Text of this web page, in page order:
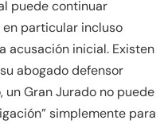
puede continuar
particular incluso
acusación inicial. Existen
abogado defensor
un Gran Jurado no puede
simplemente para